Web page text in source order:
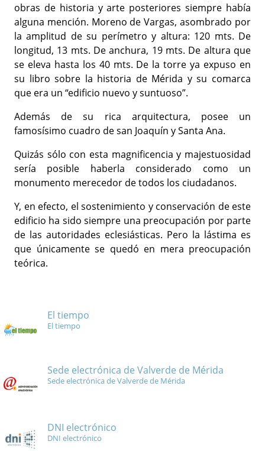
obras de historia y arte posteriores siempre había
alguna mención. Moreno de Vargas, asombrado por
la amplitud de su perímetro y altura: 120 mts. De
longitud, 13 mts. De anchura, 19 mts. De altura que
se eleva hasta los 40 mts. De la torre ya expuso en
su libro sobre la historia de Mérida y su comarca
que era un “edificio nuevo y suntuoso”.
Además de su rica arquitectura, posee un
famosísimo cuadro de san Joaquín y Santa Ana.
Quizás sólo con esta magnificencia y majestuosidad
sería posible haberla considerado como un
monumento merecedor de todos los ciudadanos.
Y, en efecto, el sostenimiento y conservación de este
edificio ha sido siempre una preocupación por parte
de las autoridades eclesiásticas. Pero la lástima es
que únicamente se quedó en mera preocupación
teórica.
El tiempo
El tiempo
Sede electrónica de Valverde de Mérida
Sede electrónica de Valverde de Mérida
DNI electrónico
DNI electrónico